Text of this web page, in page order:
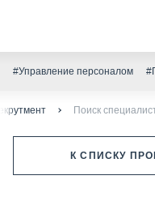
#Управление персоналом
Поиск
К СПИСКУ